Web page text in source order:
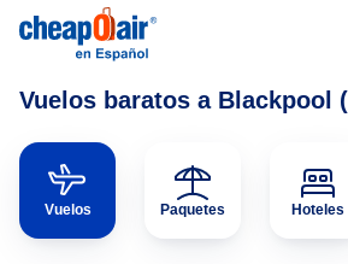
Vuelos baratos a Blackpool
Vuelos Paquetes Hoteles